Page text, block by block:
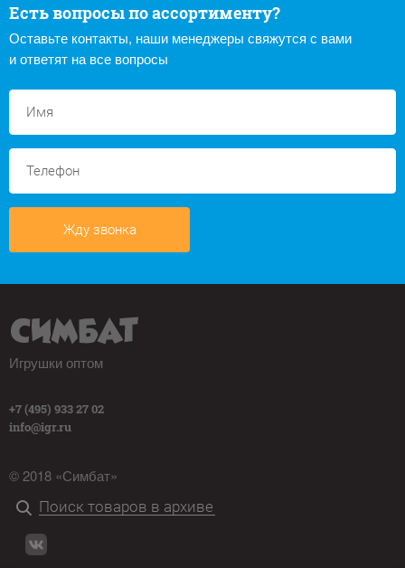
Есть вопросы по ассортименту?
Оставьте контакты, наши менеджеры свяжутся с вами
и ответят на все вопросы
Жду звонка
Игрушки оптом
+7 (495) 933 27 02
info@igr.ru
© 2018 «Симбат»